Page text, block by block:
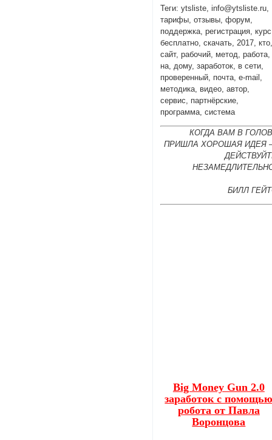
Теги: ytsliste, info@ytsliste.ru,
тарифы, отзывы, форум,
поддержка, регистрация,
бесплатно, скачать, 2017,
сайт, рабочий, метод, работа,
на, дому, заработок, в сети,
проверенный, почта, e-mail,
методика, видео, автор,
сервис, партнёрские,
программа, система
КОГДА ВАМ В
ПРИШЛА ХОРОШАЯ ИДЕЯ
БИЛЛ
Big Money Gun 2.0
заработок с
робота от Павла
Воронцова